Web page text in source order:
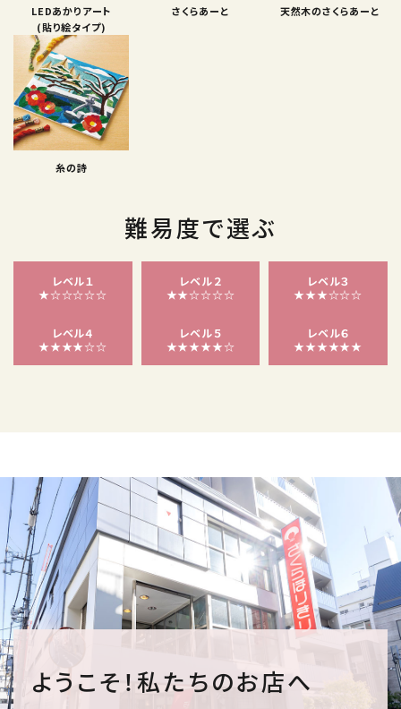
LEDあかりアート
(貼り絵タイプ)
さくらあーと 天然木のさくらあーと
糸の詩
難易度で選ぶ
レベル１
★☆☆☆☆☆
レベル２
★★☆☆☆☆
レベル３
★★★☆☆☆
レベル４
★★★★☆☆
レベル５
★★★★★☆
レベル６
★★★★★★
ようこそ！私たちのお店へ